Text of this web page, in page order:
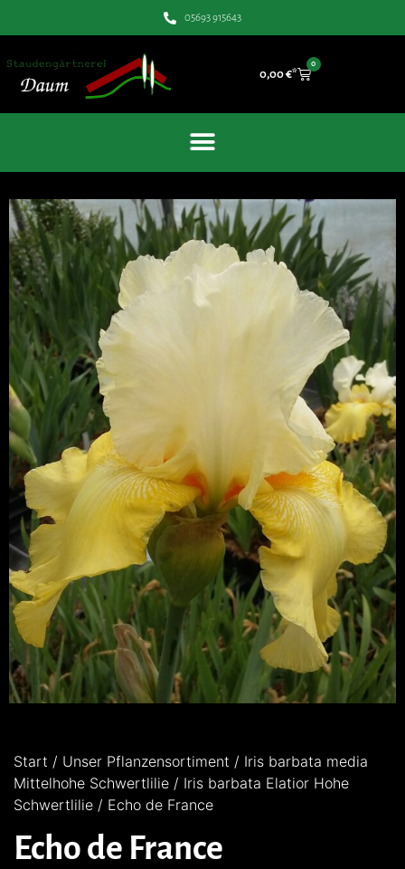
05693 915643
0,00€
0
Start / Unser Pflanzensortiment / Iris barbata media
Mittelhohe Schwertlilie / Iris barbata Elatior Hohe
Schwertlilie / Echo de France
Echo de France